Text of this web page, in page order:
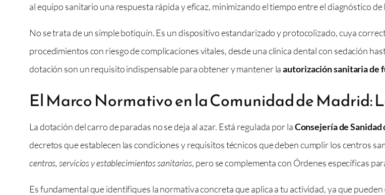
al equipo sanitario una respuesta rápida y eficaz, minimizando el tiempo entre el diagnóstico
No se trata de un simple botiquín. Es un dispositivo estandarizado y protocolizado, cuya
procedimientos con riesgo de complicaciones vitales, desde una clínica dental con sedación
dotación son un requisito indispensable para obtener y mantener laautorización sanitaria de
El Marco Normativo en la Comunidad de Madrid:
La dotación del carro de paradas no se deja al azar. Está regulada por laConsejería de
decretos que establecen las condiciones y requisitos técnicos que deben cumplir los centros
centros, servicios y establecimientos sanitarios, pero se complementa con Órdenes específicas
Es fundamental que identifiques la normativa concreta que aplica a tu actividad, ya que